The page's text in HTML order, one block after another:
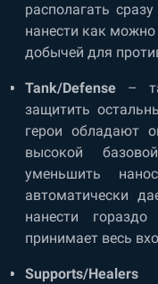
располагать
нанести как
добычей для
Tank/Defense –
защитить
герои обладают
высокой
уменьшить
автоматически
нанести
принимает весь
Supports/Healers